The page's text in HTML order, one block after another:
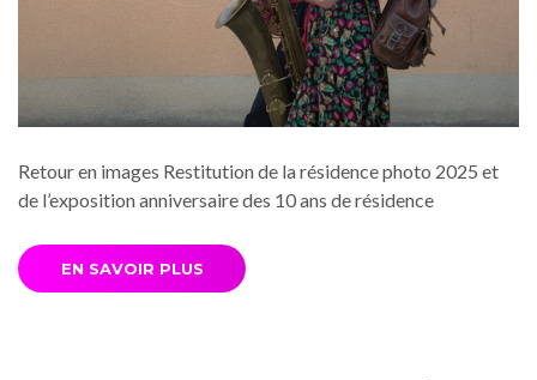
Retour en images Restitution de la résidence photo 2025 et
de l’exposition anniversaire des 10 ans de résidence
EN SAVOIR PLUS